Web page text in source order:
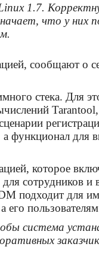
1.7.
что у них
сообщают о
стека. Для
Tarantool,
функционал для
которое
сотрудников и
подходит для